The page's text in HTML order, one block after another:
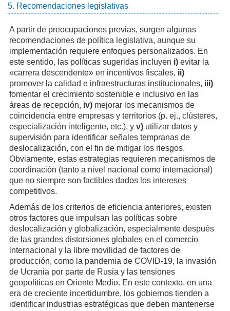
5. Recomendaciones legislativas
A partir de preocupaciones previas, surgen algunas
recomendaciones de política legislativa, aunque su
implementación requiere enfoques personalizados. En
este sentido, las políticas sugeridas incluyen i)evitar la
«carrera descendente» en incentivos fiscales, ii)
promover la calidad e infraestructuras institucionales, iii)
fomentar el crecimiento sostenible e inclusivo en las
áreas de recepción, iv)mejorar los mecanismos de
coincidencia entre empresas y territorios (p. ej., clústeres,
especialización inteligente, etc.), y v)utilizar datos y
supervisión para identificar señales tempranas de
deslocalización, con el fin de mitigar los riesgos.
Obviamente, estas estrategias requieren mecanismos de
coordinación (tanto a nivel nacional como internacional)
que no siempre son factibles dados los intereses
competitivos.
Además de los criterios de eficiencia anteriores, existen
otros factores que impulsan las políticas sobre
deslocalización y globalización, especialmente después
de las grandes distorsiones globales en el comercio
internacional y la libre movilidad de factores de
producción, como la pandemia de COVID-19, la invasión
de Ucrania por parte de Rusia y las tensiones
geopolíticas en Oriente Medio. En este contexto, en una
era de creciente incertidumbre, los gobiernos tienden a
identificar industrias estratégicas que deben mantenerse